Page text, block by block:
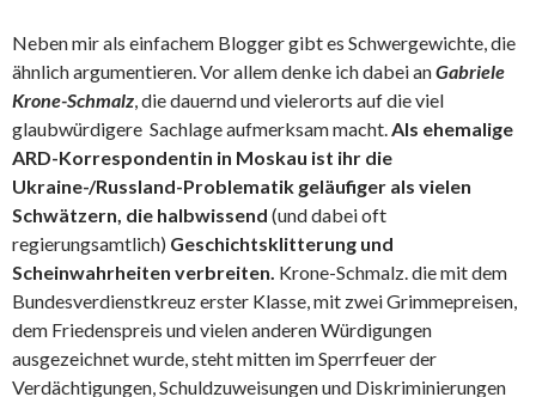
Neben mir als einfachem Blogger gibt es Schwergewichte, die
ähnlich argumentieren. Vor allem denke ich dabei anGabriele
Krone-Schmalz, die dauernd und vielerorts auf die viel
glaubwürdigere Sachlage aufmerksam macht.Als ehemalige
ARD-Korrespondentin in Moskau ist ihr die
Ukraine-/Russland-Problematik geläufiger als vielen
Schwätzern, die halbwissend (und dabei oft
regierungsamtlich) Geschichtsklitterung und
Scheinwahrheiten verbreiten. Krone-Schmalz. die mit dem
Bundesverdienstkreuz erster Klasse, mit zwei Grimmepreisen,
dem Friedenspreis und vielen anderen Würdigungen
ausgezeichnet wurde, steht mitten im Sperrfeuer der
Verdächtigungen, Schuldzuweisungen und Diskriminierungen